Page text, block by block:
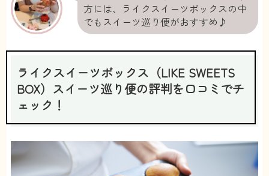
方には、ライクスイーツボックスの中
でもスイーツ巡り便がおすすめ♪
ライクスイーツボックス（LIKE SWEETS
BOX）スイーツ巡り便の評判を口コミでチ
ェック！